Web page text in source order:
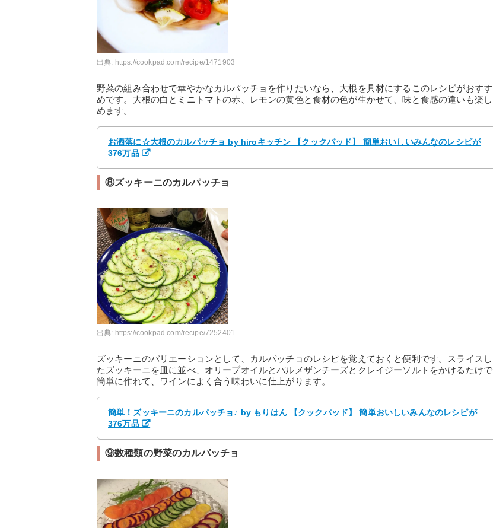
出典: https://cookpad.com/recipe/1471903
野菜の組み合わせで華やかなカルパッチョを作りたいなら、大根を具材にするこのレシピがおすす
めです。大根の白とミニトマトの赤、レモンの黄色と食材の色が生かせて、味と食感の違いも楽し
めます。
お洒落に☆大根のカルパッチョ by hiroキッチン 【クックパッド】 簡単おいしいみんなのレシピが
376万品
⑧ズッキーニのカルパッチョ
出典: https://cookpad.com/recipe/7252401
ズッキーニのバリエーションとして、カルパッチョのレシピを覚えておくと便利です。スライスし
たズッキーニを皿に並べ、オリーブオイルとパルメザンチーズとクレイジーソルトをかけるたけで
簡単に作れて、ワインによく合う味わいに仕上がります。
簡単！ズッキーニのカルパッチョ♪ by もりはん 【クックパッド】 簡単おいしいみんなのレシピが
376万品
⑨数種類の野菜のカルパッチョ